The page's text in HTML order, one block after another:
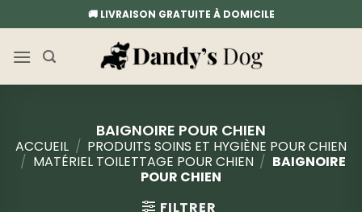
au
contenu
🚚 LIVRAISON GRATUITE À DOMICILE
BAIGNOIRE POUR CHIEN
ACCUEIL / PRODUITS SOINS ET HYGIÈNE POUR CHIEN
/ MATÉRIEL TOILETTAGE POUR CHIEN / BAIGNOIRE
POUR CHIEN
FILTRER